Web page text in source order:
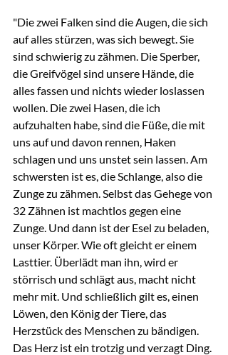
"Die zwei Falken sind die Augen, die sich
auf alles stürzen, was sich bewegt. Sie
sind schwierig zu zähmen. Die Sperber,
die Greifvögel sind unsere Hände, die
alles fassen und nichts wieder loslassen
wollen. Die zwei Hasen, die ich
aufzuhalten habe, sind die Füße, die mit
uns auf und davon rennen, Haken
schlagen und uns unstet sein lassen. Am
schwersten ist es, die Schlange, also die
Zunge zu zähmen. Selbst das Gehege von
32 Zähnen ist machtlos gegen eine
Zunge. Und dann ist der Esel zu beladen,
unser Körper. Wie oft gleicht er einem
Lasttier. Überlädt man ihn, wird er
störrisch und schlägt aus, macht nicht
mehr mit. Und schließlich gilt es, einen
Löwen, den König der Tiere, das
Herzstück des Menschen zu bändigen.
Das Herz ist ein trotzig und verzagt Ding.